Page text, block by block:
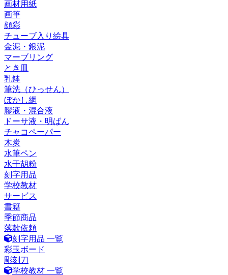
画材用紙
画筆
顔彩
チューブ入り絵具
金泥・銀泥
マーブリング
とき皿
乳鉢
筆洗（ひっせん）
ぼかし網
膠液・混合液
ドーサ液・明ばん
チャコペーパー
木炭
水筆ペン
水干胡粉
刻字用品
学校教材
サービス
書籍
季節商品
落款依頼
刻字用品 一覧
彩玉ボード
彫刻刀
学校教材 一覧